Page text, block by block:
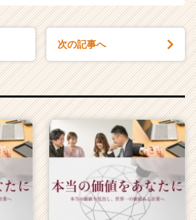
次の記事へ